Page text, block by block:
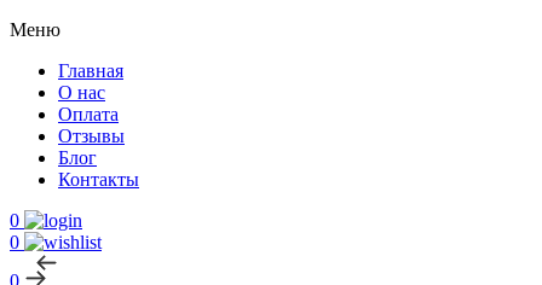
Меню
Главная
О нас
Оплата
Отзывы
Блог
Контакты
0
0
0